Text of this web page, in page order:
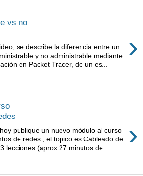
vs no
›
se describe la diferencia entre un
y no administrable mediante
en Packet Tracer, de un es...
›
publique un nuevo módulo al curso
de redes , el tópico es Cableado de
lecciones (aprox 27 minutos de ...